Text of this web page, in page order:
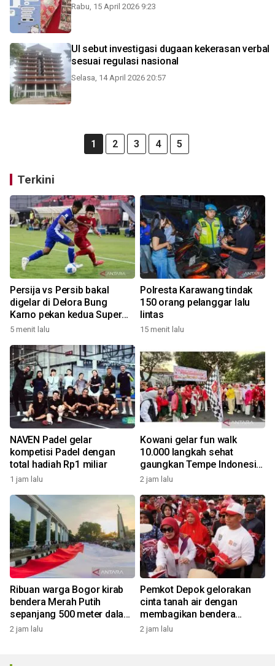
Rabu, 15 April 2026 9:23
UI sebut investigasi dugaan kekerasan verbal
sesuai regulasi nasional
Selasa, 14 April 2026 20:57
1 2 3 4 5
Terkini
Persija vs Persib bakal
digelar di Delora Bung
Karno pekan kedua Super
League
5 menit lalu
Polresta Karawang tindak
150 orang pelanggar lalu
lintas
15 menit lalu
NAVEN Padel gelar
kompetisi Padel dengan
total hadiah Rp1 miliar
1 jam lalu
Kowani gelar fun walk
10.000 langkah sehat
gaungkan Tempe Indonesia
Goes to UNESCO
2 jam lalu
Ribuan warga Bogor kirab
bendera Merah Putih
sepanjang 500 meter dalam
rangkaian FMP ke-11
2 jam lalu
Pemkot Depok gelorakan
cinta tanah air dengan
membagikan bendera
merah putih
2 jam lalu